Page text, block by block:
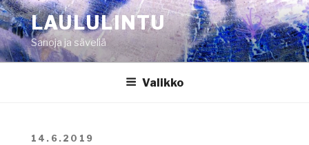
Siirry
sisältöönLAULULINTU
Sanoja ja säveliä
Valikko
JULKAISTU
14.6.2019